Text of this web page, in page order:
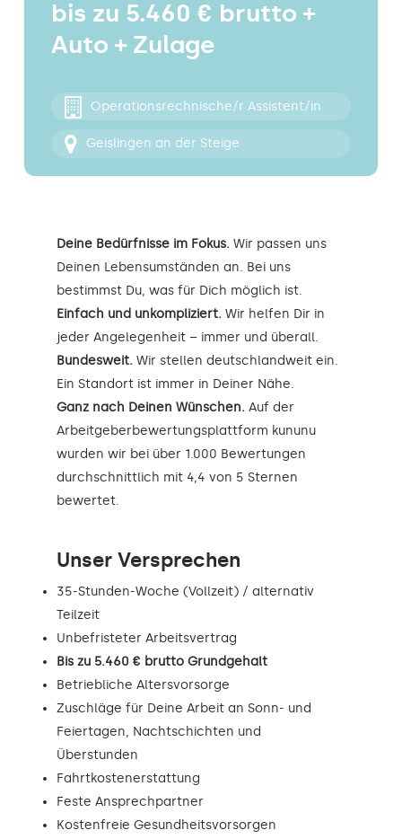
Kontaktbis zu 5.460 € brutto +
Auto + Zulage
Operationsrechnische/r Assistent/in
Geislingen an der Steige
Deine Bedürfnisse im Fokus. Wir passen uns
Deinen Lebensumständen an. Bei uns
bestimmst Du, was für Dich möglich ist.
Einfach und unkompliziert. Wir helfen Dir in
jeder Angelegenheit – immer und überall.
Bundesweit. Wir stellen deutschlandweit ein.
Ein Standort ist immer in Deiner Nähe.
Ganz nach Deinen Wünschen. Auf der
Arbeitgeberbewertungsplattform kununu
wurden wir bei über 1.000 Bewertungen
durchschnittlich mit 4,4 von 5 Sternen
bewertet.
Unser Versprechen
35-Stunden-Woche (Vollzeit) / alternativ
Teilzeit
Unbefristeter Arbeitsvertrag
Bis zu 5.460 € brutto Grundgehalt
Betriebliche Altersvorsorge
Zuschläge für Deine Arbeit an Sonn- und
Feiertagen, Nachtschichten und
Überstunden
Fahrtkostenerstattung
Feste Ansprechpartner
Kostenfreie Gesundheitsvorsorgen